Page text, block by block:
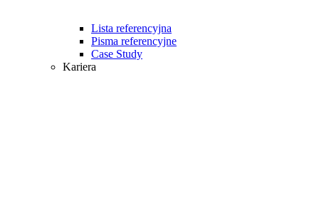
Lista referencyjna
Pisma referencyjne
Case Study
Kariera